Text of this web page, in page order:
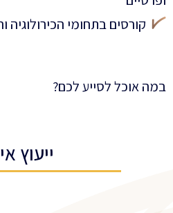
קורסים בתחומי הכירולוגיה
במה אוכל לסייע לכם?
ייעוץ